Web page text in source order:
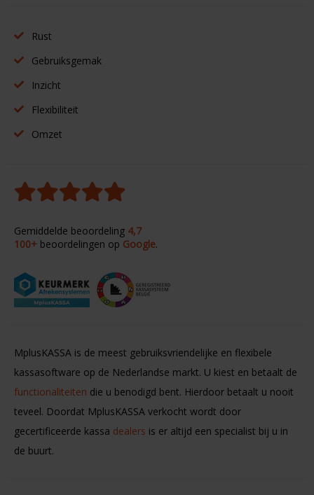
Rust
Gebruiksgemak
Inzicht
Flexibiliteit
Omzet
Gemiddelde beoordeling 4,7
100+ beoordelingen op Google.
MplusKASSA is de meest gebruiksvriendelijke en flexibele
kassasoftware op de Nederlandse markt. U kiest en betaalt de
functionaliteiten die u benodigd bent. Hierdoor betaalt u nooit
teveel. Doordat MplusKASSA verkocht wordt door
gecertificeerde kassa dealers is er altijd een specialist bij u in
de buurt.